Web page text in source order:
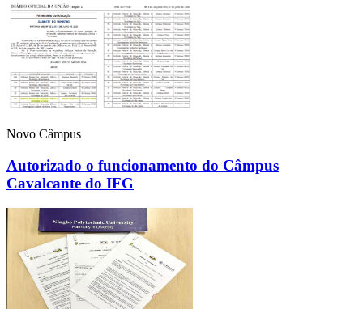
Novo Câmpus
Autorizado o funcionamento do Câmpus
Cavalcante do IFG